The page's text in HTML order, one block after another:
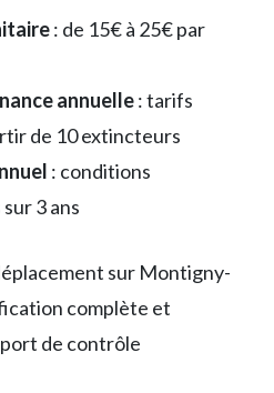
: de 15€ à 25€ par
annuelle: tarifs
de 10 extincteurs
: conditions
3 ans
sur Montigny-
complète et
de contrôle